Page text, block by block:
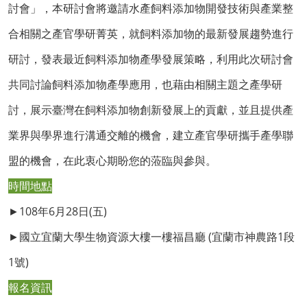
討會」，本研討會將邀請水產飼料添加物開發技術與產業整
合相關之產官學研菁英，就飼料添加物的最新發展趨勢進行
研討，發表最近飼料添加物產學發展策略，利用此次研討會
共同討論飼料添加物產學應用，也藉由相關主題之產學研
討，展示臺灣在飼料添加物創新發展上的貢獻，並且提供產
業界與學界進行溝通交離的機會，建立產官學研攜手產學聯
盟的機會，在此衷心期盼您的蒞臨與參與。
時間地點
►108年6月28日(五)
►國立宜蘭大學生物資源大樓一樓福昌廳 (宜蘭市神農路1段
1號)
報名資訊